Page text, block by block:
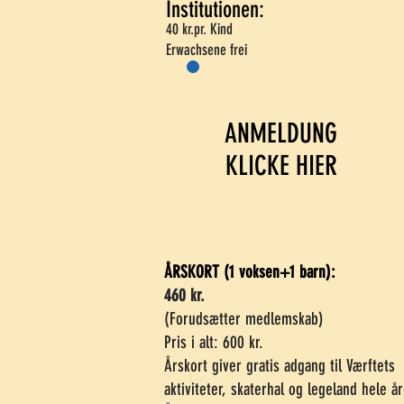
Institutionen:
40 kr.pr. Kind
Erwachsene frei
ANMELDUNG
KLICKE HIER
ÅRSKORT (1 voksen+1 barn):
460 kr.
(Forudsætter medlemskab)
Pris i alt: 600 kr.
Årskort giver gratis adgang til Værftets
aktiviteter, skaterhal og legeland hele